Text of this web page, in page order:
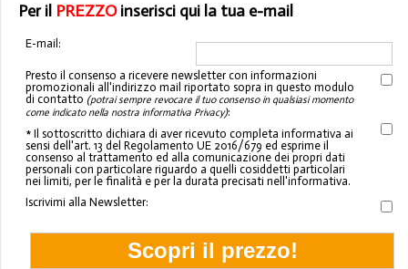
Per il PREZZOinserisci qui la tua e-mail
E-mail:
Presto il consenso a ricevere newsletter con informazioni
promozionali all'indirizzo mail riportato sopra in questo modulo
di contatto (potrai sempre revocare il tuo consenso in qualsiasi momento
come indicato nella nostra informativa Privacy):
* Il sottoscritto dichiara di aver ricevuto completa informativa ai
sensi dell'art. 13 del Regolamento UE 2016/679 ed esprime il
consenso al trattamento ed alla comunicazione dei propri dati
personali con particolare riguardo a quelli cosiddetti particolari
nei limiti, per le finalità e per la durata precisati nell'informativa.
Iscrivimi alla Newsletter: